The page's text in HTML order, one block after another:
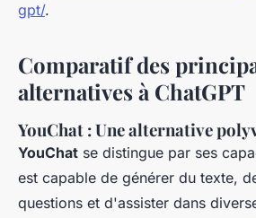
gpt/.
Comparatif des
alternatives à ChatGPT
YouChat : Une alternative
YouChat se distingue par ses
est capable de générer du texte,
questions et d'assister dans